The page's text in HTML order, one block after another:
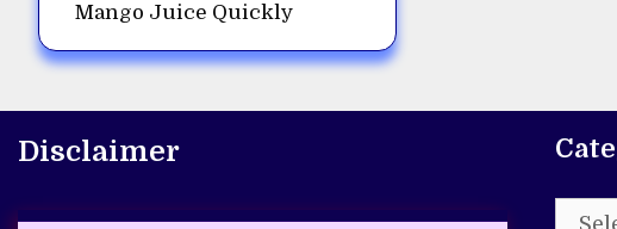
Mango Juice Quickly
Disclaimer